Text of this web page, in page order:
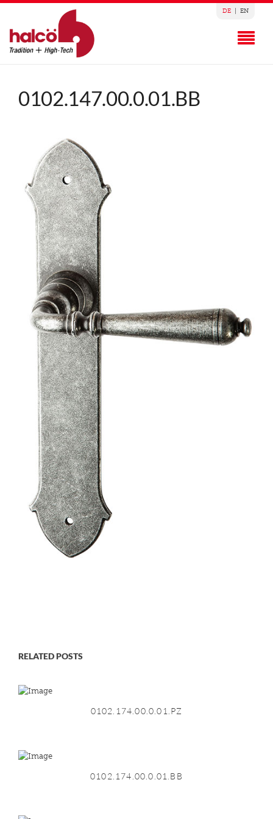
DE EN
0102.147.00.0.01.BB
RELATED POSTS
0102.174.00.0.01.PZ
0102.174.00.0.01.BB